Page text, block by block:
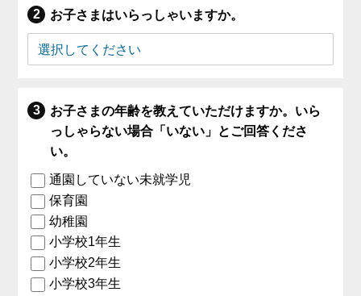
お子さまはいらっしゃいますか。
お子さまの年齢を教えていただけますか。いら
っしゃらない場合「いない」とご回答くださ
い。
通園していない未就学児
保育園
幼稚園
小学校1年生
小学校2年生
小学校3年生